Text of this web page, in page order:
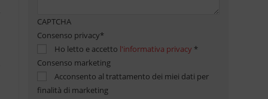
CAPTCHA
Consenso privacy*
Ho letto e accetto l'informativa privacy *
Consenso marketing
Acconsento al trattamento dei miei dati per
finalità di marketing